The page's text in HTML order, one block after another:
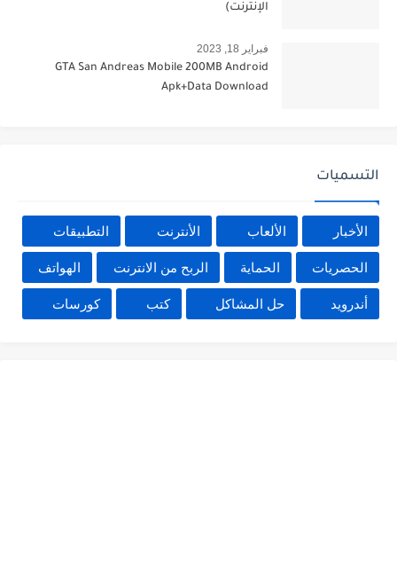
الإنترنت)
فبراير 18, 2023
GTA San Andreas Mobile 200MB Android
Apk+Data Download
التسميات
الأخبار الألعاب الأنترنت التطبيقات
الحصريات الحماية الربح من الانترنت الهواتف
أندرويد حل المشاكل كتب كورسات